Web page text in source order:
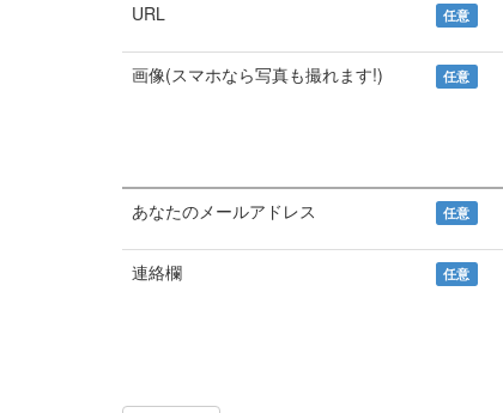
URL 任意
画像(スマホなら写真も撮れます!) 任意
あなたのメールアドレス 任意
連絡欄 任意